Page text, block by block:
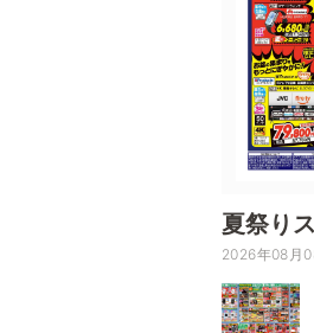
夏祭り
2026年08月